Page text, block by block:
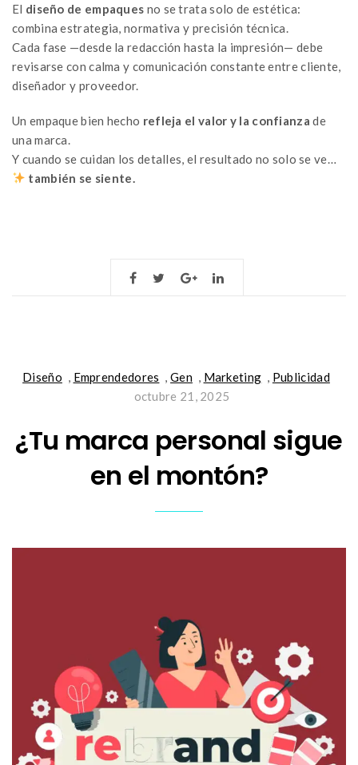
El diseño de empaques no se trata solo de estética:
combina estrategia, normativa y precisión técnica.
Cada fase —desde la redacción hasta la impresión— debe
revisarse con calma y comunicación constante entre cliente,
diseñador y proveedor.
Un empaque bien hecho refleja el valor y la confianza de
una marca.
Y cuando se cuidan los detalles, el resultado no solo se ve…
también se siente.
Diseño , Emprendedores ,Gen , Marketing , Publicidad
octubre 21, 2025
¿Tu marca personal sigue
en el montón?